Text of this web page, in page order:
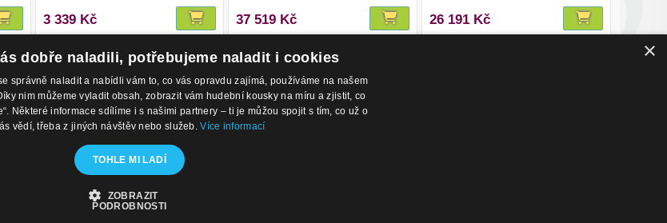
3 339 Kč 37 519 Kč 26 191 Kč
1
Kontakty
Prodejna: +420 596 113 012
eshop@hudebnisvet.cz
×
dobře naladili, potřebujeme naladit i cookies
správně naladit a nabídli vám to, co vás opravdu zajímá, používáme na našem
nim můžeme vyladit obsah, zobrazit vám hudební kousky na míru a zjistit, co
Některé informace sdílíme i s našimi partnery – ti je můžou spojit s tím, co už o
vědí, třeba z jiných návštěv nebo služeb.Více informací
TOHLE MI LADÍ
ZOBRAZIT
PODROBNOSTI